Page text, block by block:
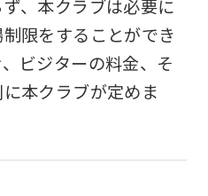
、本クラブは必要に
限をすることができ
ビジターの料金、そ
本クラブが定めま
translation
may
differ
from
original